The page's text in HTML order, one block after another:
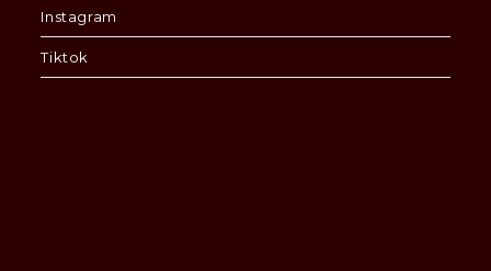
Instagram
Tiktok